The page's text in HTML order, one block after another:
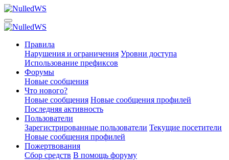
Правила
Нарушения и ограничения Уровни доступа
Использование префиксов
Форумы
Новые сообщения
Что нового?
Новые сообщения Новые сообщения профилей
Последняя активность
Пользователи
Зарегистрированные пользователи Текущие посетители
Новые сообщения профилей
Пожертвования
Сбор средств В помощь форуму